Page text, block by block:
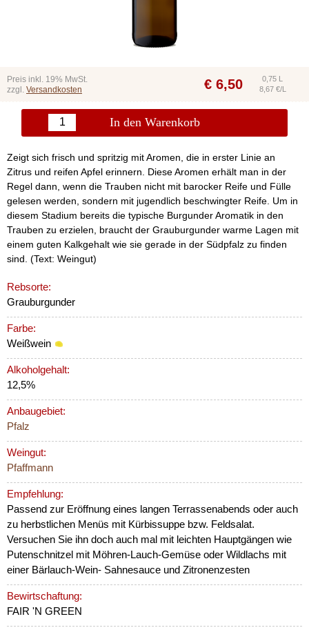
Preis inkl. 19% MwSt.
zzgl. Versandkosten € 6,50
0,75 L
8,67 €/L
In den Warenkorb
Zeigt sich frisch und spritzig mit Aromen, die in erster Linie an
Zitrus und reifen Apfel erinnern. Diese Aromen erhält man in der
Regel dann, wenn die Trauben nicht mit barocker Reife und Fülle
gelesen werden, sondern mit jugendlich beschwingter Reife. Um in
diesem Stadium bereits die typische Burgunder Aromatik in den
Trauben zu erzielen, braucht der Grauburgunder warme Lagen mit
einem guten Kalkgehalt wie sie gerade in der Südpfalz zu finden
sind. (Text: Weingut)
Rebsorte:
Grauburgunder
Farbe:
Weißwein
Alkoholgehalt:
12,5%
Anbaugebiet:
Pfalz
Weingut:
Pfaffmann
Empfehlung:
Passend zur Eröffnung eines langen Terrassenabends oder auch
zu herbstlichen Menüs mit Kürbissuppe bzw. Feldsalat.
Versuchen Sie ihn doch auch mal mit leichten Hauptgängen wie
Putenschnitzel mit Möhren-Lauch-Gemüse oder Wildlachs mit
einer Bärlauch-Wein- Sahnesauce und Zitronenzesten
Bewirtschaftung:
FAIR 'N GREEN